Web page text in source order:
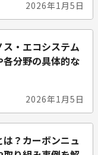
2026年1月5日
ス・エコシステム
各分野の具体的な
2026年1月5日
？カーボンニュ